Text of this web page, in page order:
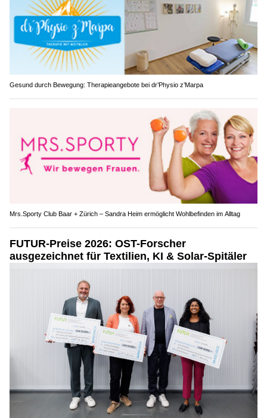
Gesund durch Bewegung: Therapieangebote bei dr’Physio z’Marpa
Mrs.Sporty Club Baar + Zürich – Sandra Heim ermöglicht Wohlbefinden im Alltag
FUTUR-Preise 2026: OST-Forscher
ausgezeichnet für Textilien, KI & Solar-Spitäler